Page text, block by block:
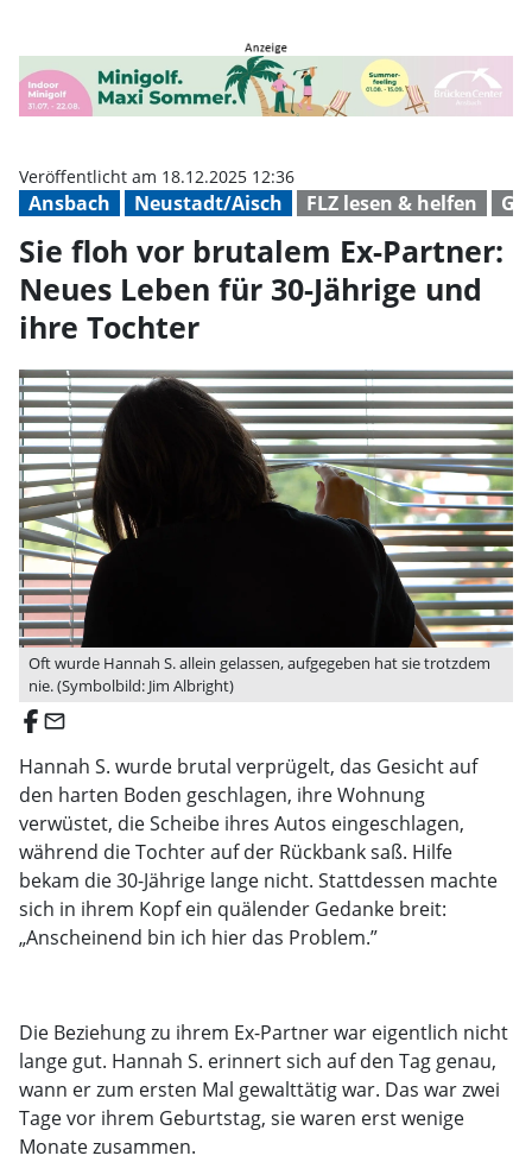
Ansbach Neustadt/Aisch FLZ lesen & helfen
Veröffentlicht am 18.12.2025 12:36
Sie floh vor brutalem Ex-Partner:
Neues Leben für 30-Jährige und
ihre Tochter
Oft wurde Hannah S. allein gelassen, aufgegeben hat sie trotzdem
nie. (Symbolbild: Jim Albright)
email
Hannah S. wurde brutal verprügelt, das Gesicht auf
den harten Boden geschlagen, ihre Wohnung
verwüstet, die Scheibe ihres Autos eingeschlagen,
während die Tochter auf der Rückbank saß. Hilfe
bekam die 30-Jährige lange nicht. Stattdessen machte
sich in ihrem Kopf ein quälender Gedanke breit:
„Anscheinend bin ich hier das Problem.”
Die Beziehung zu ihrem Ex-Partner war eigentlich nicht
lange gut. Hannah S. erinnert sich auf den Tag genau,
wann er zum ersten Mal gewalttätig war. Das war zwei
Tage vor ihrem Geburtstag, sie waren erst wenige
Monate zusammen.